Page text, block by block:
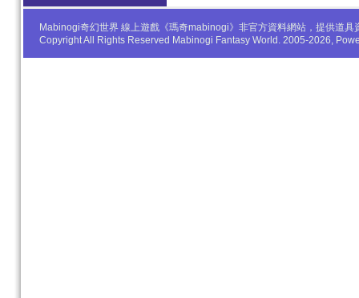
Mabinogi奇幻世界 線上遊戲《瑪奇mabinogi》非官方資料網站，提供道
Copyright All Rights Reserved Mabinogi Fantasy World. 2005-2026,